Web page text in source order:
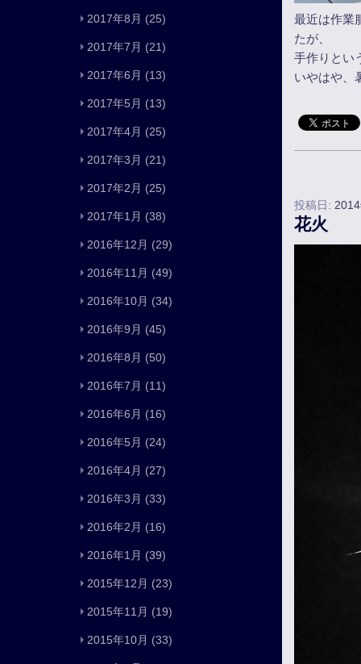
最近は作業
たが、
手作りとい
いやはや、
投稿日:
花火
2017年8月 (25)
2017年7月 (21)
2017年6月 (13)
2017年5月 (13)
2017年4月 (25)
2017年3月 (21)
2017年2月 (25)
2017年1月 (38)
2016年12月 (29)
2016年11月 (49)
2016年10月 (34)
2016年9月 (45)
2016年8月 (50)
2016年7月 (11)
2016年6月 (16)
2016年5月 (24)
2016年4月 (27)
2016年3月 (33)
2016年2月 (16)
2016年1月 (39)
2015年12月 (23)
2015年11月 (19)
2015年10月 (33)